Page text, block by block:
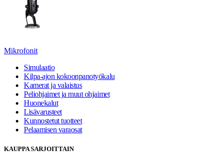
Mikrofonit
Simulaatio
Kilpa-ajon kokoonpanotyökalu
Kamerat ja valaistus
Peliohjaimet ja muut ohjaimet
Huonekalut
Lisävarusteet
Kunnostetut tuotteet
Pelaamisen varaosat
KAUPPA SARJOITTAIN